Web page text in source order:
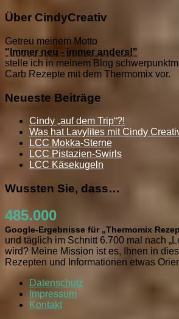
Über CindyCreativ
Getreu meinem Motto
"Immer neu - immer anders!"
stelle ich in meinem Blog
Carb Rezepte mit dem Thermomix vor.
Neueste Beiträge
Cindy „auf dem Trip“?!
Was hat Lavylites mit Cindy
LCC Mokka-Sterne
LCC Pistazien-Swirls
LCC Käsekugeln
Wussten Sie, dass…
485.000
Google-Ergebnisse für „Thermomix
und täglich im Schnitt 6.700 mal nach
wird? Meine Mission ist es, Ihnen in
Rezepten und Informationen etwas
Datenschutz
Impressum
Kontakt